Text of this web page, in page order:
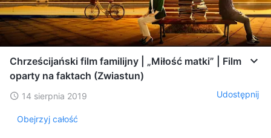
Chrześcijański film familijny | „Miłość matki” | Film
oparty na faktach (Zwiastun)
14 sierpnia 2019 Udostępnij
Obejrzyj całość